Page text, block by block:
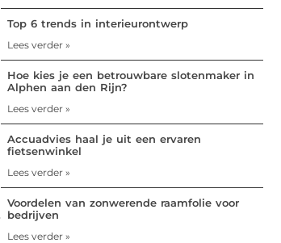
Top 6 trends in interieurontwerp
Lees verder »
Hoe kies je een betrouwbare slotenmaker in
Alphen aan den Rijn?
Lees verder »
Accuadvies haal je uit een ervaren
fietsenwinkel
Lees verder »
Voordelen van zonwerende raamfolie voor
bedrijven
Lees verder »